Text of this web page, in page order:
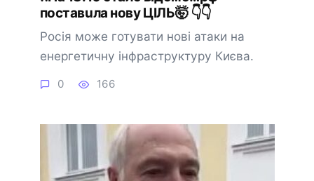
пocтaвuлa нoвy ЦIЛЬ🤯 👇👇
Росія може готувати нові атаки на
енергетичну інфраструктуру Києва.
0 166